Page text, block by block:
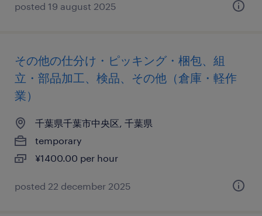
posted 19 august 2025
その他の仕分け・ピッキング・梱包、組
立・部品加工、検品、その他（倉庫・軽作
業）
千葉県千葉市中央区, 千葉県
temporary
¥1400.00 per hour
posted 22 december 2025